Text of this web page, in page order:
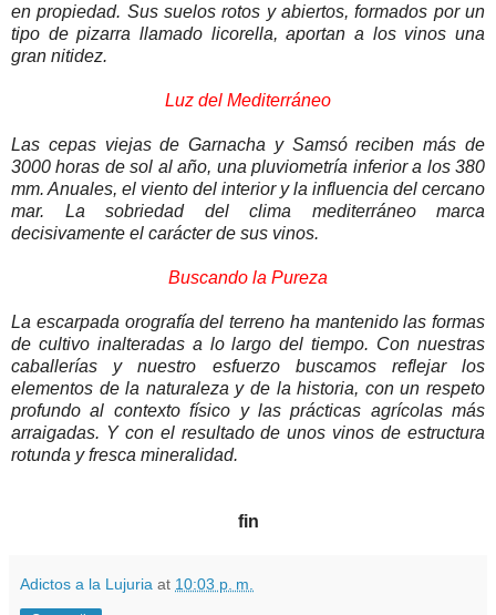
en propiedad. Sus suelos rotos y abiertos, formados por un
tipo de pizarra llamado licorella, aportan a los vinos una
gran nitidez.
Luz del Mediterráneo
Las cepas viejas de Garnacha y Samsó reciben más de
3000 horas de sol al año, una pluviometría inferior a los 380
mm. Anuales, el viento del interior y la influencia del cercano
mar. La sobriedad del clima mediterráneo marca
decisivamente el carácter de sus vinos.
Buscando la Pureza
La escarpada orografía del terreno ha mantenido las formas
de cultivo inalteradas a lo largo del tiempo. Con nuestras
caballerías y nuestro esfuerzo buscamos reflejar los
elementos de la naturaleza y de la historia, con un respeto
profundo al contexto físico y las prácticas agrícolas más
arraigadas. Y con el resultado de unos vinos de estructura
rotunda y fresca mineralidad.
fin
Adictos a la Lujuria at 10:03 p. m.